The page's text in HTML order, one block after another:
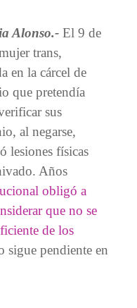
Alonso.- El 9 de
trans,
en la cárcel de
que pretendía
sus
al negarse,
lesiones físicas
Años
obligó a
que no se
de los
sigue pendiente en